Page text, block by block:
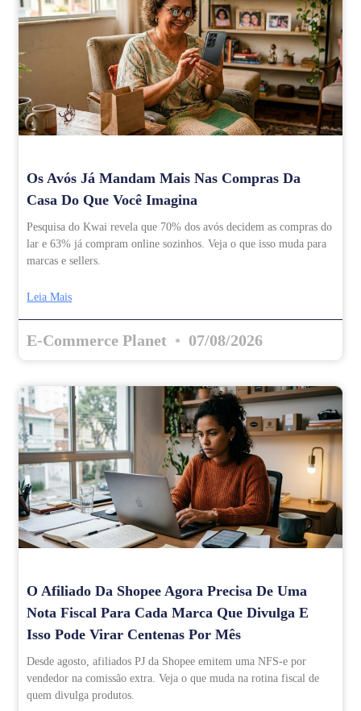
Os Avós Já Mandam Mais Nas Compras Da
Casa Do Que Você Imagina
Pesquisa do Kwai revela que 70% dos avós decidem as compras do
lar e 63% já compram online sozinhos. Veja o que isso muda para
marcas e sellers.
Leia Mais
E-Commerce Planet 07/08/2026
O Afiliado Da Shopee Agora Precisa De Uma
Nota Fiscal Para Cada Marca Que Divulga E
Isso Pode Virar Centenas Por Mês
Desde agosto, afiliados PJ da Shopee emitem uma NFS-e por
vendedor na comissão extra. Veja o que muda na rotina fiscal de
quem divulga produtos.